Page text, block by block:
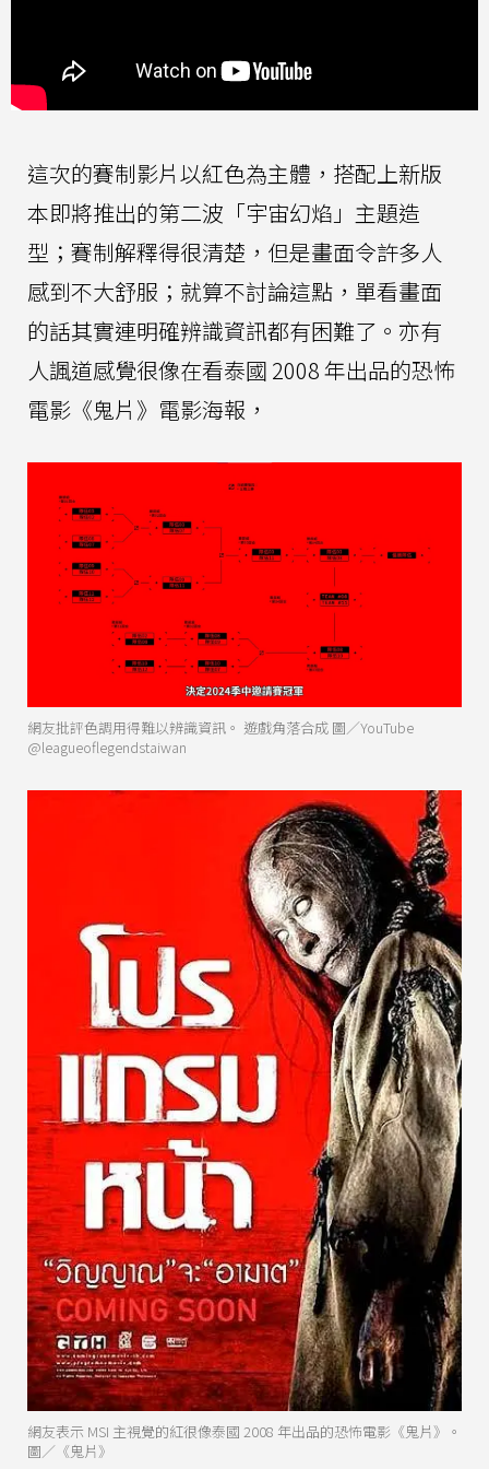
這次的賽制影片以紅色為主體，搭配上新版
本即將推出的第二波「宇宙幻焰」主題造
型；賽制解釋得很清楚，但是畫面令許多人
感到不大舒服；就算不討論這點，單看畫面
的話其實連明確辨識資訊都有困難了。亦有
人諷道感覺很像在看泰國 2008 年出品的恐怖
電影《鬼片》電影海報，
網友批評色調用得難以辨識資訊。 遊戲角落合成 圖／YouTube
@leagueoflegendstaiwan
網友表示 MSI 主視覺的紅很像泰國 2008 年出品的恐怖電影《鬼片》。
圖／《鬼片》